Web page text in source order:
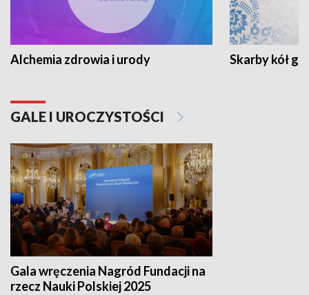
Alchemia zdrowia i urody Skarby kół
GALE I UROCZYSTOŚCI
Gala wręczenia Nagród Fundacji na
rzecz Nauki Polskiej 2025